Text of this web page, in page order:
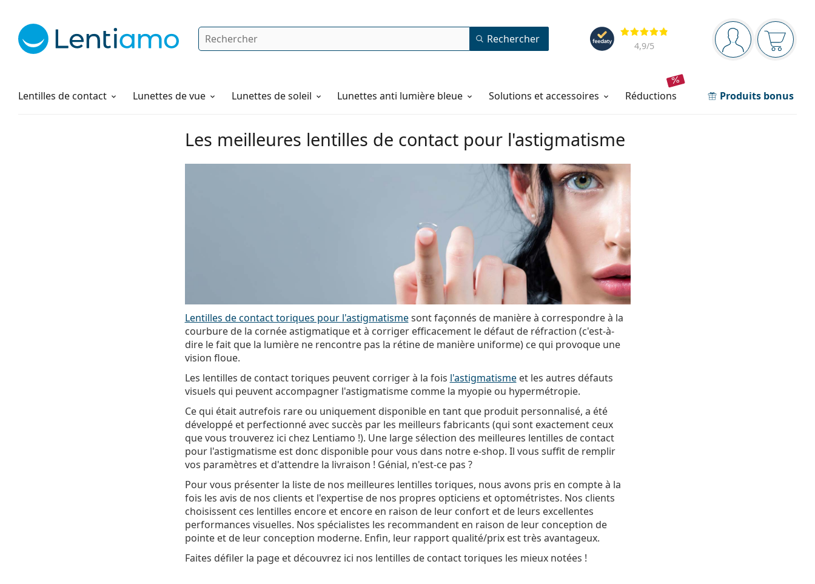
Barre de navigation
Vous êtesVotre
Évaluation
4,9/5
Rechercher Rechercher
Lentilles de contact
Produits d'entretien Lunettes de vue Lunettes de soleil Lunettes anti lumière bleue Solutions et accessoires réductions Produits bonus
Comment commander
Les meilleures lentilles de contact pour l'astigmatisme
Lentilles de contact toriques pour l'astigmatismesont façonnés de manière à correspondre à la
courbure de la cornée astigmatique et à corriger efficacement le défaut de réfraction (c'est-à-
dire le fait que la lumière ne rencontre pas la rétine de manière uniforme) ce qui provoque une
vision floue.
Les lentilles de contact toriques peuvent corriger à la fois l'astigmatismeet les autres défauts
visuels qui peuvent accompagner l'astigmatisme comme la myopie ou hypermétropie.
Ce qui était autrefois rare ou uniquement disponible en tant que produit personnalisé, a été
développé et perfectionné avec succès par les meilleurs fabricants (qui sont exactement ceux
que vous trouverez ici chez Lentiamo !). Une large sélection des meilleures lentilles de contact
pour l'astigmatisme est donc disponible pour vous dans notre e-shop. Il vous suffit de remplir
vos paramètres et d'attendre la livraison ! Génial, n'est-ce pas ?
Pour vous présenter la liste de nos meilleures lentilles toriques, nous avons pris en compte à la
fois les avis de nos clients et l'expertise de nos propres opticiens et optométristes. Nos clients
choisissent ces lentilles encore et encore en raison de leur confort et de leurs excellentes
performances visuelles. Nos spécialistes les recommandent en raison de leur conception de
pointe et de leur conception moderne. Enfin, leur rapport qualité/prix est très avantageux.
Faites défiler la page et découvrez ici nos lentilles de contact toriques les mieux notées !